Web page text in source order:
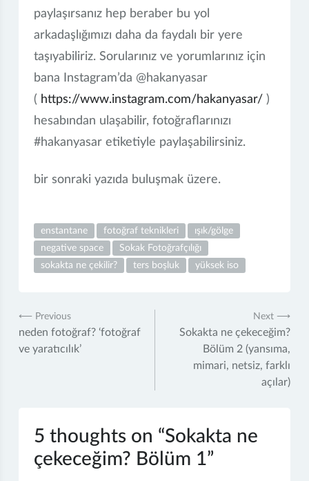
paylaşırsanız hep beraber bu yol
arkadaşlığımızı daha da faydalı bir yere
taşıyabiliriz. Sorularınız ve yorumlarınız için
bana Instagram’da @hakanyasar
( https://www.instagram.com/hakanyasar/ )
hesabından ulaşabilir, fotoğraflarınızı
#hakanyasar etiketiyle paylaşabilirsiniz.
bir sonraki yazıda buluşmak üzere.
enstantane fotoğraf teknikleri
ışık/gölge
negative space
Sokak Fotoğrafçılığı
sokakta ne çekilir?
ters boşluk yüksek iso
Post
navigation
⟵ Previous
neden fotoğraf? ‘fotoğraf
ve yaratıcılık’
Next ⟶
Sokakta ne çekeceğim?
Bölüm 2 (yansıma,
mimari, netsiz, farklı
açılar)
5 thoughts on “Sokakta ne
çekeceğim? Bölüm 1”